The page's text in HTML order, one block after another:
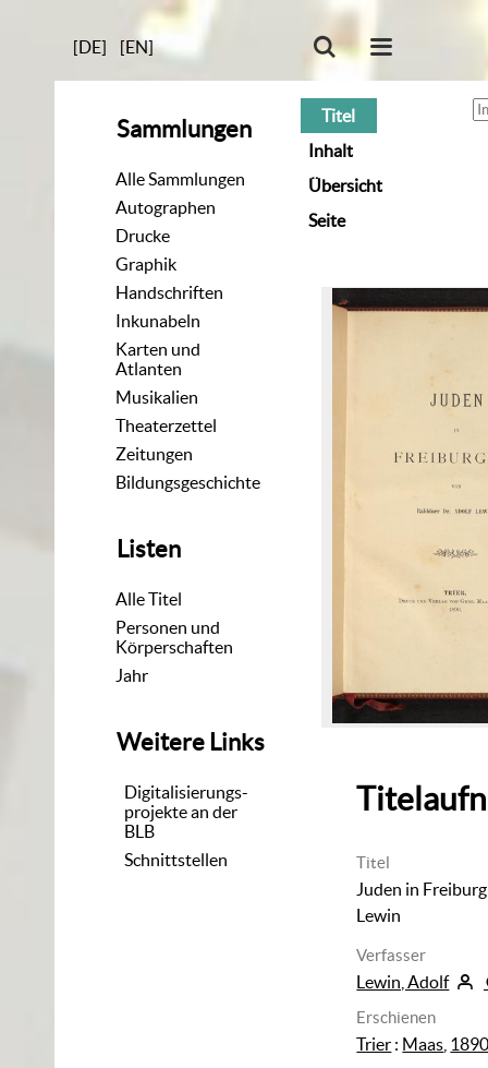
[DE] [EN]
Sammlungen
Alle Sammlungen
Autographen
Drucke
Graphik
Handschriften
Inkunabeln
Karten und
Atlanten
Musikalien
Theaterzettel
Zeitungen
Bildungsgeschichte
Listen
Alle Titel
Personen und
Körperschaften
Jahr
Weitere Links
Digitalisierungs-
projekte an der
BLB
Schnittstellen
Titel
Inhalt
Übersicht
Seite
Titel
Juden in Freiburg
Lewin
Verfasser
Lewin, Adolf
Erschienen
Trier : Maas